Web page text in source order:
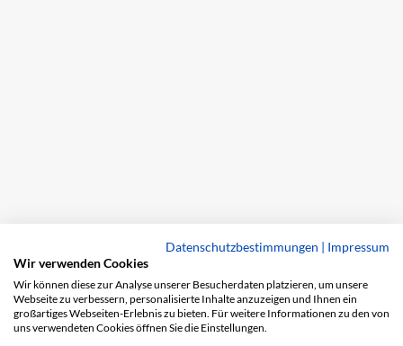
Datenschutzbestimmungen | Impressum
Wir verwenden Cookies
Wir können diese zur Analyse unserer Besucherdaten platzieren, um unsere
Webseite zu verbessern, personalisierte Inhalte anzuzeigen und Ihnen ein
großartiges Webseiten-Erlebnis zu bieten. Für weitere Informationen zu den von
uns verwendeten Cookies öffnen Sie die Einstellungen.